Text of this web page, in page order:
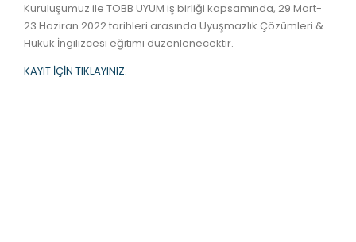
Kuruluşumuz ile TOBB UYUM iş birliği kapsamında, 29 Mart-
23 Haziran 2022 tarihleri arasında Uyuşmazlık Çözümleri &
Hukuk İngilizcesi eğitimi düzenlenecektir.
KAYIT İÇİN TIKLAYINIZ.